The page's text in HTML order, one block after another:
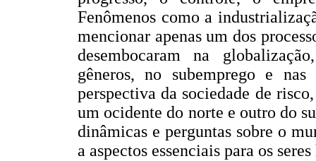
Fenômenos como a
mencionar apenas um dos
desembocaram na
gêneros, no subemprego e
perspectiva da sociedade de
um ocidente do norte e outro do
dinâmicas e perguntas sobre o
a aspectos essenciais para os